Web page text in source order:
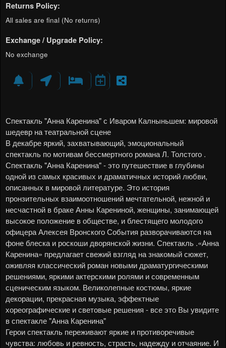
Returns Policy:
All sales are final (No returns)
Exchange / Upgrade Policy:
No exchange
Спектакль "Анна Каренина" с Иваром Калныньшем: мировой
шедевр на театральной сцене
В декабре яркий, захватывающий, эмоциональный
спектакль по мотивам бессмертного романа Л. Толстого .
Спектакль "Анна Каренина" - это путешествие в глубины
одной из самых красивых и драматичных историй любви,
описанных в мировой литературе. Это история
пронзительных взаимоотношений мечтательной, нежной и
несчастной в браке Анны Карениной, женщины, занимающей
высокое положение в обществе, и блестящего молодого
офицера Алексея Вронского События разворачиваются на
фоне блеска и роскоши дворянской жизни. Спектакль .«Анна
Каренина» предлагает свежий взгляд на знакомый сюжет,
оживляя классический роман новыми драматургическими
решениями, яркими актерскими ролями и современным
сценическим языком. Великолепные костюмы, яркие
декорации, прекрасная музыка, эффектные
хореографические и световые решения - все это Вы увидите
в спектакле "Анна Каренина"
Герои спектакль переживают яркие и противоречивые
чувства: любовь и ревность, страсть, надежду и отчаяние. И